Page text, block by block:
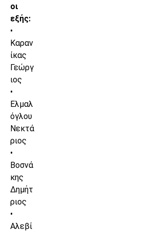
οι
εξής:
•
Καραν
ίκας
Γεώργ
ιος
•
Ελμαλ
όγλου
Νεκτά
ριος
•
Βοσνά
κης
Δημήτ
ριος
•
Αλεβί